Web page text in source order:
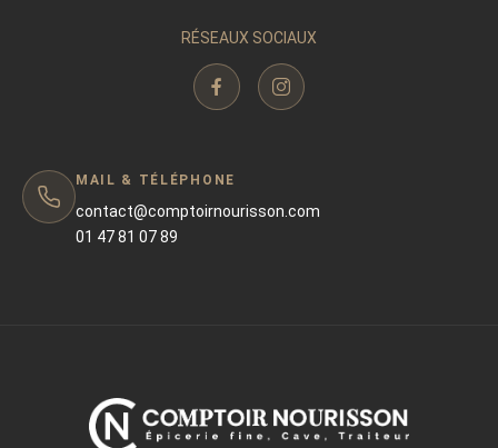
RÉSEAUX SOCIAUX
MAIL & TÉLÉPHONE
contact@comptoirnourisson.com
01 47 81 07 89